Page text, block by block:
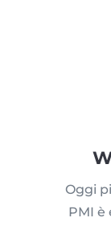
Oggi
PMI è